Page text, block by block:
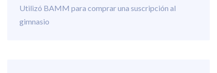
Utilizó BAMM para comprar una suscripción al
gimnasio